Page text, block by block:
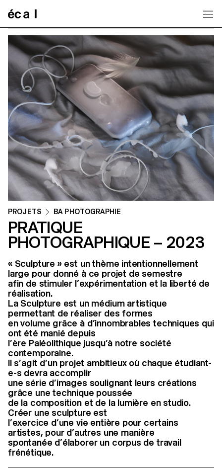
PROJETS BA PHOTOGRAPHIE
PRATIQUE
PHOTOGRAPHIQUE – 2023
« Sculpture » est un thème intentionnellement
large pour donné à ce projet de semestre
afin de stimuler l’expérimentation et la liberté de
réalisation.
La Sculpture est un médium artistique
permettant de réaliser des formes
en volume grâce à d’innombrables techniques qui
ont été manié depuis
l’ère Paléolithique jusqu’à notre société
contemporaine.
Il s’agit d’un projet ambitieux où chaque étudiant-
e-s devra accomplir
une série d’images soulignant leurs créations
grâce une technique poussée
de la composition et de la lumière en studio.
Créer une sculpture est
l’exercice d’une vie entière pour certains
artistes, pour d’autres une manière
spontanée d’élaborer un corpus de travail
frénétique.